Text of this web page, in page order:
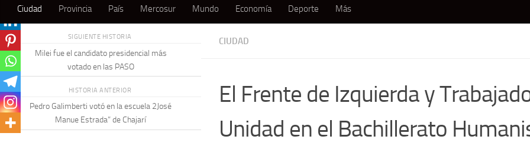
Ciudad Provincia País Mercosur Mundo Economía Deporte Más
CIUDAD
El Frente de Izquierda y
Unidad en el Bachillerato
SIGUIENTE HISTORIA
Milei fue el candidato presidencial más
votado en las PASO
HISTORIA ANTERIOR
Pedro Galimberti votó en la escuela 2José
Manue Estrada” de Chajarí